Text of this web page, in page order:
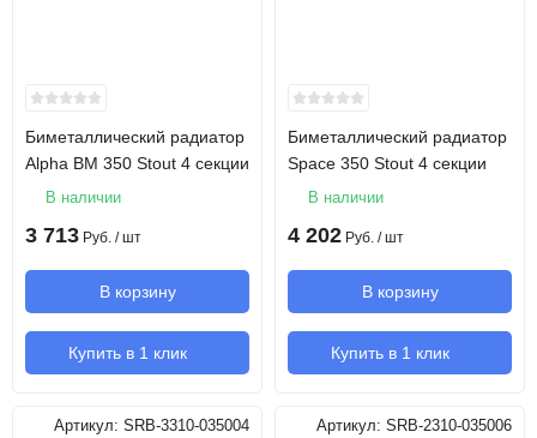
Биметаллический радиатор
Alpha BM 350 Stout 4 секции
В наличии
3 713 Руб. / шт
В корзину
Купить в 1 клик
Биметаллический радиатор
Space 350 Stout 4 секции
В наличии
4 202 Руб. / шт
В корзину
Купить в 1 клик
Артикул: SRB-3310-035004 Артикул: SRB-2310-035006